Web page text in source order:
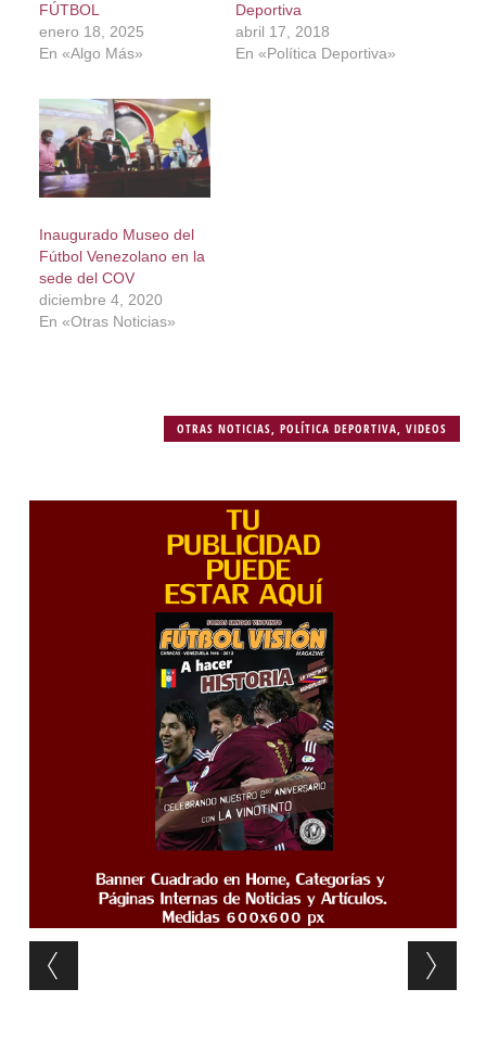
FÚTBOL
enero 18, 2025
En «Algo Más»
Deportiva
abril 17, 2018
En «Política Deportiva»
Inaugurado Museo del
Fútbol Venezolano en la
sede del COV
diciembre 4, 2020
En «Otras Noticias»
OTRAS NOTICIAS ,POLÍTICA DEPORTIVA ,VIDEOS
Post navigation